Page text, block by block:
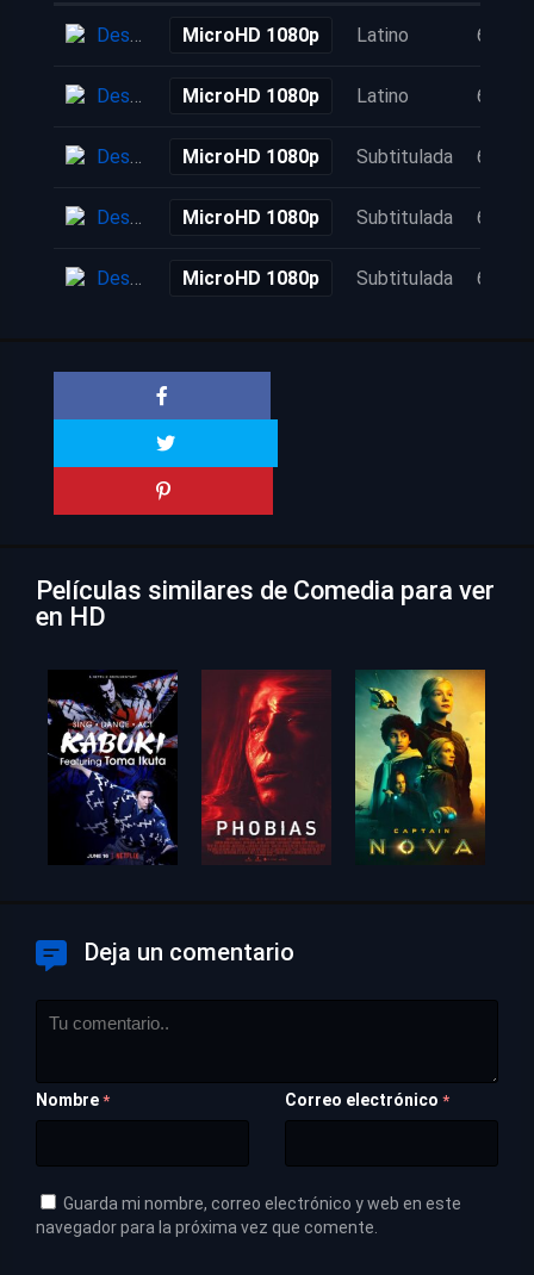
Descarga MicroHD 1080p Latino 6 años
Descarga MicroHD 1080p Latino 6 años
Descarga MicroHD 1080p Subtitulada 6 años
Descarga MicroHD 1080p Subtitulada 6 años
Descarga MicroHD 1080p Subtitulada 6 años
Películas similares de Comedia para ver
en HD
Deja un comentario
Nombre * Correo electrónico *
Guarda mi nombre, correo electrónico y web en este
navegador para la próxima vez que comente.